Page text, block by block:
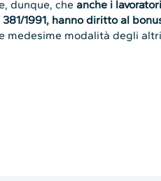
dunque, cheanche i
1991, hanno diritto al
medesime modalità degli